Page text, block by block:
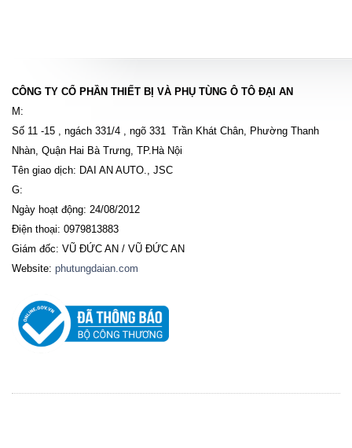
CÔNG TY CỔ PHẦN THIẾT BỊ VÀ PHỤ TÙNG Ô TÔ ĐẠI AN
M:
Số 11 -15 , ngách 331/4 , ngõ 331 Trần Khát Chân, Phường Thanh
Nhàn, Quận Hai Bà Trưng, TP.Hà Nội
Tên giao dịch: DAI AN AUTO., JSC
G:
Ngày hoạt động: 24/08/2012
Điện thoại: 0979813883
Giám đốc: VŨ ĐỨC AN / VŨ ĐỨC AN
Website: phutungdaian.com